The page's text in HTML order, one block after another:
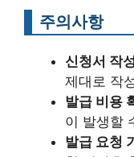
주의사항
신청서 작
제대로 작
발급 비용
이 발생할
발급 요청